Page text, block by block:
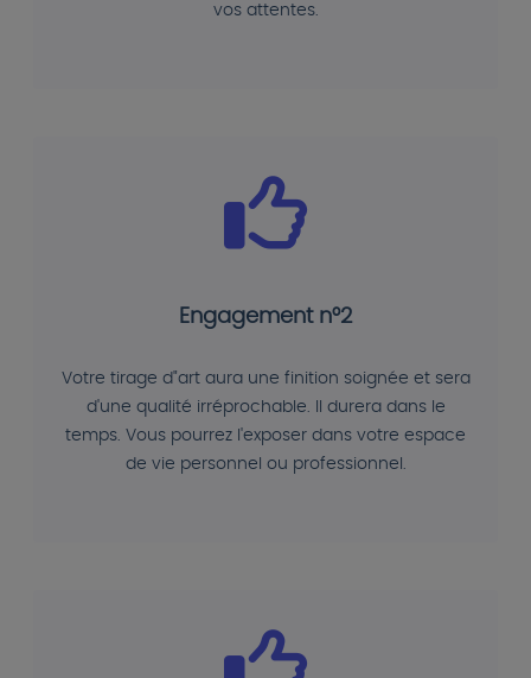
vos attentes.
Engagement n°2
Votre tirage d"art aura une finition soignée et sera
d'une qualité irréprochable. Il durera dans le
temps. Vous pourrez l'exposer dans votre espace
de vie personnel ou professionnel.